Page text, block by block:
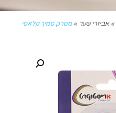
» אביזרי שער » מסרק סמיך קלאסי